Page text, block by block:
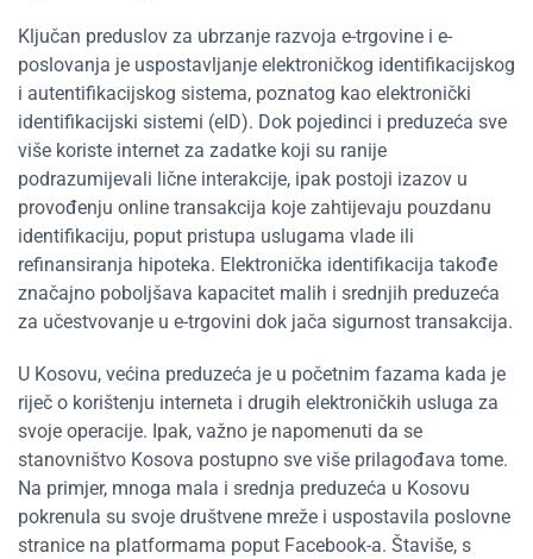
Ključan preduslov za ubrzanje razvoja e-trgovine i e-
poslovanja je uspostavljanje elektroničkog identifikacijskog
i autentifikacijskog sistema, poznatog kao elektronički
identifikacijski sistemi (eID). Dok pojedinci i preduzeća sve
više koriste internet za zadatke koji su ranije
podrazumijevali lične interakcije, ipak postoji izazov u
provođenju online transakcija koje zahtijevaju pouzdanu
identifikaciju, poput pristupa uslugama vlade ili
refinansiranja hipoteka. Elektronička identifikacija takođe
značajno poboljšava kapacitet malih i srednjih preduzeća
za učestvovanje u e-trgovini dok jača sigurnost transakcija.
U Kosovu, većina preduzeća je u početnim fazama kada je
riječ o korištenju interneta i drugih elektroničkih usluga za
svoje operacije. Ipak, važno je napomenuti da se
stanovništvo Kosova postupno sve više prilagođava tome.
Na primjer, mnoga mala i srednja preduzeća u Kosovu
pokrenula su svoje društvene mreže i uspostavila poslovne
stranice na platformama poput Facebook-a. Štaviše, s